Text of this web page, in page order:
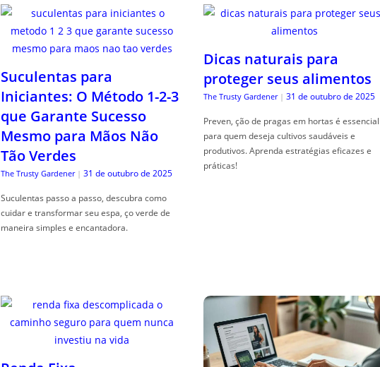
Suculentas para
Iniciantes: O Método 1-2-3
que Garante Sucesso
Mesmo para Mãos Não
Tão Verdes
The Trusty Gardener | 31 de outubro de 2025
Suculentas passo a passo, descubra como
cuidar e transformar seu espa, ço verde de
maneira simples e encantadora.
Dicas naturais para
proteger seus alimentos
The Trusty Gardener | 31 de outubro de 2025
Preven, ção de pragas em hortas é essencial
para quem deseja cultivos saudáveis e
produtivos. Aprenda estratégias eficazes e
práticas!